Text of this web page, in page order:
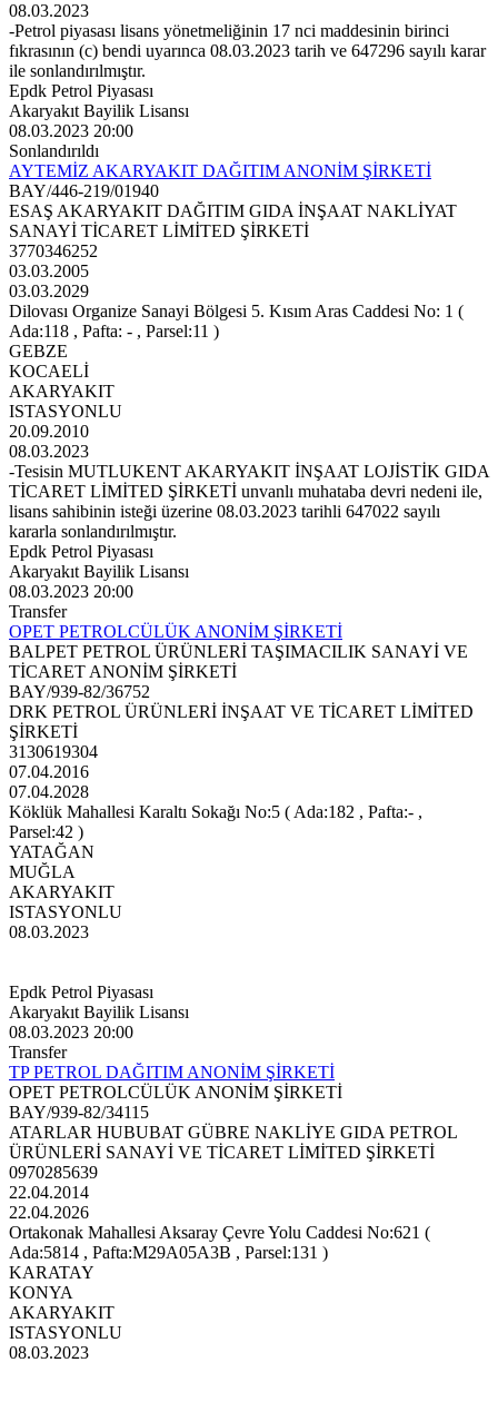
08.03.2023
-Petrol piyasası lisans yönetmeliğinin 17 nci maddesinin birinci
fıkrasının (c) bendi uyarınca 08.03.2023 tarih ve 647296 sayılı karar
ile sonlandırılmıştır.
Epdk Petrol Piyasası
Akaryakıt Bayilik Lisansı
08.03.2023 20:00
Sonlandırıldı
AYTEMİZ AKARYAKIT DAĞITIM ANONİM ŞİRKETİ
BAY/446-219/01940
ESAŞ AKARYAKIT DAĞITIM GIDA İNŞAAT NAKLİYAT
SANAYİ TİCARET LİMİTED ŞİRKETİ
3770346252
03.03.2005
03.03.2029
Dilovası Organize Sanayi Bölgesi 5. Kısım Aras Caddesi No: 1 (
Ada:118 , Pafta: - , Parsel:11 )
GEBZE
KOCAELİ
AKARYAKIT
ISTASYONLU
20.09.2010
08.03.2023
-Tesisin MUTLUKENT AKARYAKIT İNŞAAT LOJİSTİK GIDA
TİCARET LİMİTED ŞİRKETİ unvanlı muhataba devri nedeni ile,
lisans sahibinin isteği üzerine 08.03.2023 tarihli 647022 sayılı
kararla sonlandırılmıştır.
Epdk Petrol Piyasası
Akaryakıt Bayilik Lisansı
08.03.2023 20:00
Transfer
OPET PETROLCÜLÜK ANONİM ŞİRKETİ
BALPET PETROL ÜRÜNLERİ TAŞIMACILIK SANAYİ VE
TİCARET ANONİM ŞİRKETİ
BAY/939-82/36752
DRK PETROL ÜRÜNLERİ İNŞAAT VE TİCARET LİMİTED
ŞİRKETİ
3130619304
07.04.2016
07.04.2028
Köklük Mahallesi Karaltı Sokağı No:5 ( Ada:182 , Pafta:- ,
Parsel:42 )
YATAĞAN
MUĞLA
AKARYAKIT
ISTASYONLU
08.03.2023
Epdk Petrol Piyasası
Akaryakıt Bayilik Lisansı
08.03.2023 20:00
Transfer
TP PETROL DAĞITIM ANONİM ŞİRKETİ
OPET PETROLCÜLÜK ANONİM ŞİRKETİ
BAY/939-82/34115
ATARLAR HUBUBAT GÜBRE NAKLİYE GIDA PETROL
ÜRÜNLERİ SANAYİ VE TİCARET LİMİTED ŞİRKETİ
0970285639
22.04.2014
22.04.2026
Ortakonak Mahallesi Aksaray Çevre Yolu Caddesi No:621 (
Ada:5814 , Pafta:M29A05A3B , Parsel:131 )
KARATAY
KONYA
AKARYAKIT
ISTASYONLU
08.03.2023